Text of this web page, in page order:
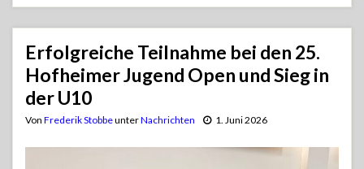
Erfolgreiche Teilnahme bei den 25.
Hofheimer Jugend Open und Sieg in
der U10
Von Frederik StobbeunterNachrichten 1. Juni 2026